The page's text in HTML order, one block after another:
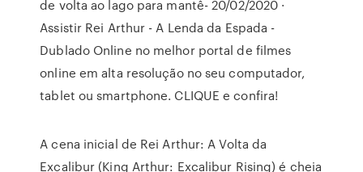
de volta ao lago para mantê- 20/02/2020 ·
Assistir Rei Arthur - A Lenda da Espada -
Dublado Online no melhor portal de filmes
online em alta resolução no seu computador,
tablet ou smartphone. CLIQUE e confira!
A cena inicial de Rei Arthur: A Volta da
Excalibur (King Arthur: Excalibur Rising) é cheia